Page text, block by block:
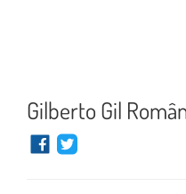
Gilberto Gil